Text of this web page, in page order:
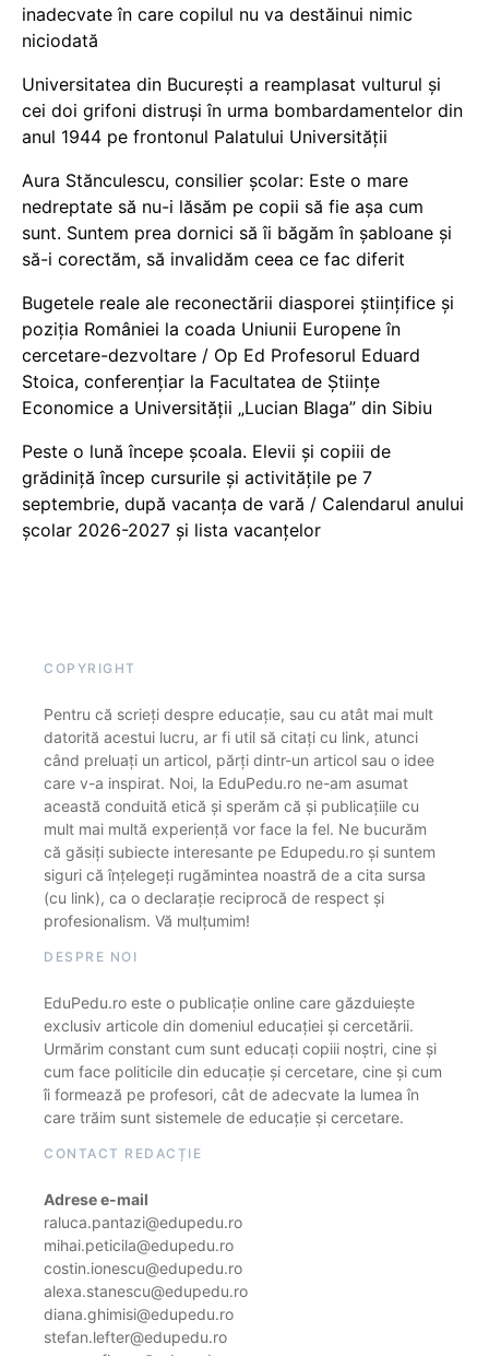
inadecvate în care copilul nu va destăinui nimic
niciodată
Universitatea din București a reamplasat vulturul și
cei doi grifoni distruși în urma bombardamentelor din
anul 1944 pe frontonul Palatului Universității
Aura Stănculescu, consilier școlar: Este o mare
nedreptate să nu-i lăsăm pe copii să fie așa cum
sunt. Suntem prea dornici să îi băgăm în șabloane și
să-i corectăm, să invalidăm ceea ce fac diferit
Bugetele reale ale reconectării diasporei științifice și
poziția României la coada Uniunii Europene în
cercetare-dezvoltare / Op Ed Profesorul Eduard
Stoica, conferențiar la Facultatea de Științe
Economice a Universității „Lucian Blaga” din Sibiu
Peste o lună începe școala. Elevii și copiii de
grădiniță încep cursurile și activitățile pe 7
septembrie, după vacanța de vară / Calendarul anului
școlar 2026-2027 și lista vacanțelor
COPYRIGHT
Pentru că scrieți despre educație, sau cu atât mai mult
datorită acestui lucru, ar fi util să citați cu link, atunci
când preluați un articol, părți dintr-un articol sau o idee
care v-a inspirat. Noi, la EduPedu.ro ne-am asumat
această conduită etică și sperăm că și publicațiile cu
mult mai multă experiență vor face la fel. Ne bucurăm
că găsiți subiecte interesante pe Edupedu.ro și suntem
siguri că înțelegeți rugămintea noastră de a cita sursa
(cu link), ca o declarație reciprocă de respect și
profesionalism. Vă mulțumim!
DESPRE NOI
EduPedu.ro este o publicație online care găzduiește
exclusiv articole din domeniul educației și cercetării.
Urmărim constant cum sunt educați copiii noștri, cine și
cum face politicile din educație și cercetare, cine și cum
îi formează pe profesori, cât de adecvate la lumea în
care trăim sunt sistemele de educație și cercetare.
CONTACT REDACȚIE
Adrese e-mail
raluca.pantazi@edupedu.ro
mihai.peticila@edupedu.ro
costin.ionescu@edupedu.ro
alexa.stanescu@edupedu.ro
diana.ghimisi@edupedu.ro
stefan.lefter@edupedu.ro